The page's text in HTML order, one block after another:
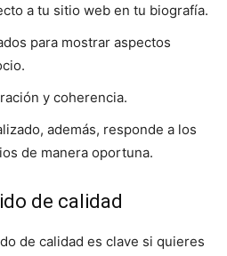
a tu sitio web en tu biografía.
para mostrar aspectos
y coherencia.
además, responde a los
de manera oportuna.
de calidad
de calidad es clave si quieres